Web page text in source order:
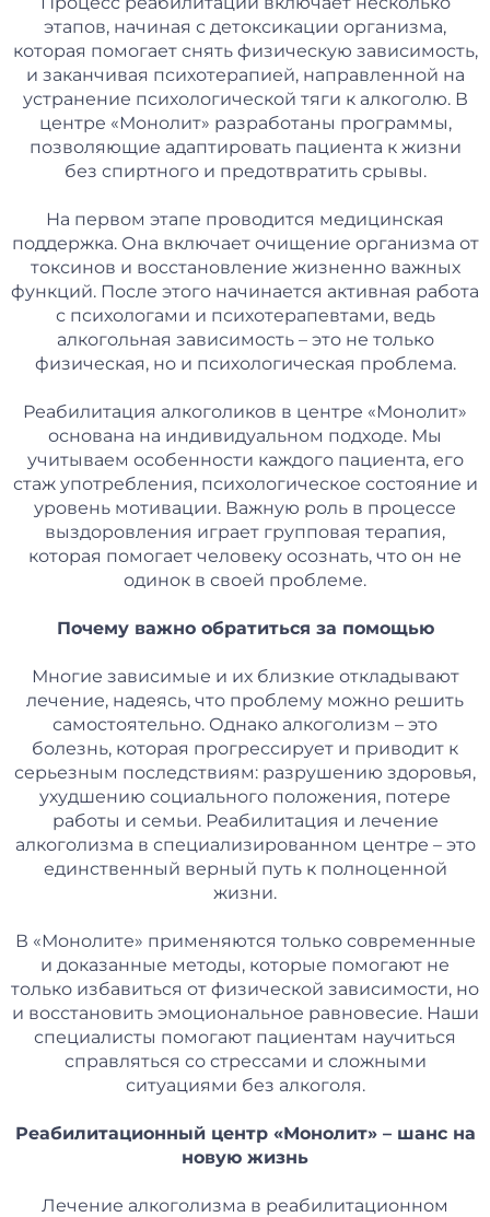
этапов, начиная с детоксикации организма,
которая помогает снять физическую зависимость,
и заканчивая психотерапией, направленной на
устранение психологической тяги к алкоголю. В
центре «Монолит» разработаны программы,
позволяющие адаптировать пациента к жизни
без спиртного и предотвратить срывы.
На первом этапе проводится медицинская
поддержка. Она включает очищение организма от
токсинов и восстановление жизненно важных
функций. После этого начинается активная работа
с психологами и психотерапевтами, ведь
алкогольная зависимость – это не только
физическая, но и психологическая проблема.
Реабилитация алкоголиков в центре «Монолит»
основана на индивидуальном подходе. Мы
учитываем особенности каждого пациента, его
стаж употребления, психологическое состояние и
уровень мотивации. Важную роль в процессе
выздоровления играет групповая терапия,
которая помогает человеку осознать, что он не
одинок в своей проблеме.
Почему важно обратиться за помощью
Многие зависимые и их близкие откладывают
лечение, надеясь, что проблему можно решить
самостоятельно. Однако алкоголизм – это
болезнь, которая прогрессирует и приводит к
серьезным последствиям: разрушению здоровья,
ухудшению социального положения, потере
работы и семьи. Реабилитация и лечение
алкоголизма в специализированном центре – это
единственный верный путь к полноценной
жизни.
В «Монолите» применяются только современные
и доказанные методы, которые помогают не
только избавиться от физической зависимости, но
и восстановить эмоциональное равновесие. Наши
специалисты помогают пациентам научиться
справляться со стрессами и сложными
ситуациями без алкоголя.
Реабилитационный центр «Монолит» – шанс на
новую жизнь
Лечение алкоголизма в реабилитационном